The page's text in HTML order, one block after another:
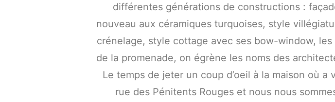
différentes générations de constructions :
nouveau aux céramiques turquoises, style
crénelage, style cottage avec ses bow-window,
de la promenade, on égrène les noms des
Le temps de jeter un coup d’oeil à la maison où
rue des Pénitents Rouges et nous nous